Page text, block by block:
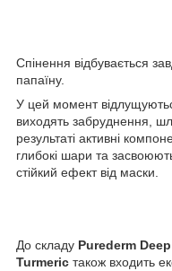
Спінення відбувається
папаїну.
У цей момент
виходять забруднення,
результаті активні
глибокі шари та
стійкий ефект від маски.
До складу Purederm
Turmeric також входить